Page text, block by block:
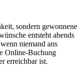
sondern gewonnene
entsteht abends
niemand ans
Online-Buchung
erreichbar ist.